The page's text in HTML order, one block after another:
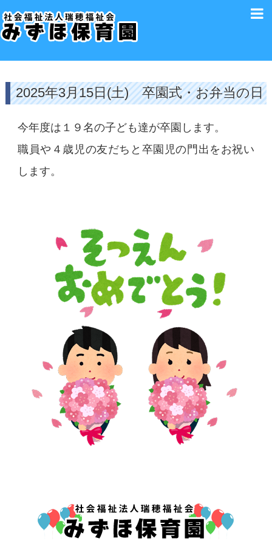
2025年3月15日(土) 卒園式・お弁当の日
今年度は１９名の子ども達が卒園します。
職員や４歳児の友だちと卒園児の門出をお祝い
します。